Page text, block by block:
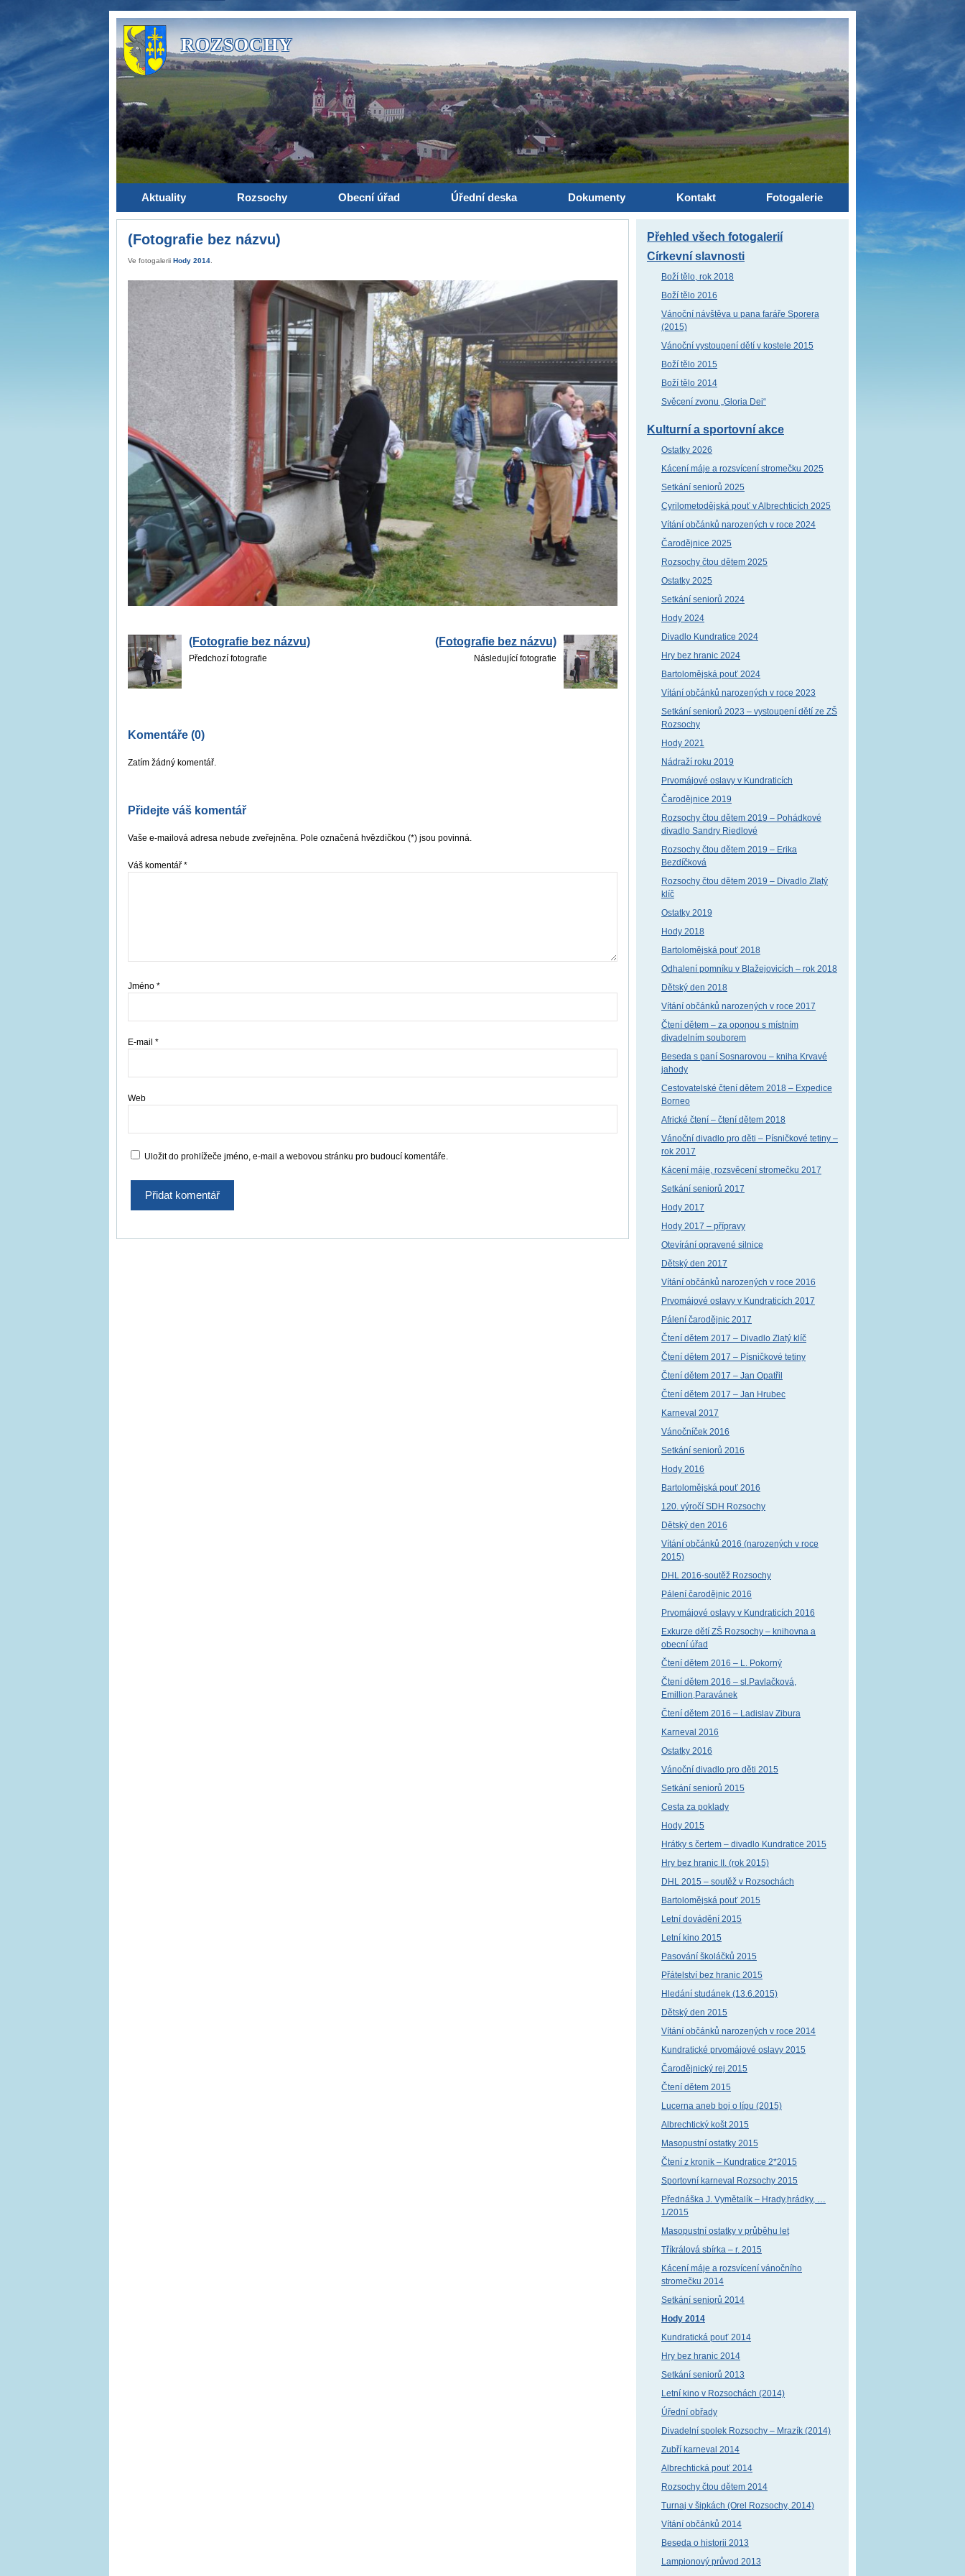
ROZSOCHY
Aktuality Rozsochy Obecní úřad Úřední deska Dokumenty Kontakt Fotogalerie
(Fotografie bez názvu)
Ve fotogalerii Hody 2014
(Fotografie bez názvu)
Předchozí fotografie
(Fotografie bez názvu)
Následující fotografie
Komentáře (0)
Zatím žádný komentář.
Přidejte váš komentář
Vaše e-mailová adresa nebude zveřejněna. Pole označená hvězdičkou (*) jsou povinná.
Váš komentář *
Jméno *
E-mail *
Web
Uložit do prohlížeče jméno, e-mail a webovou stránku pro budoucí komentáře.
Přehled všech fotogalerií
Církevní slavnosti
Boží tělo, rok 2018
Boží tělo 2016
Vánoční návštěva u pana faráře Sporera
(2015)
Vánoční vystoupení dětí v kostele 2015
Boží tělo 2015
Boží tělo 2014
Svěcení zvonu „Gloria Dei“
Kulturní a sportovní akce
Ostatky 2026
Kácení máje a rozsvícení stromečku 2025
Setkání seniorů 2025
Cyrilometodějská pouť v Albrechticích 2025
Vítání občánků narozených v roce 2024
Čarodějnice 2025
Rozsochy čtou dětem 2025
Ostatky 2025
Setkání seniorů 2024
Hody 2024
Divadlo Kundratice 2024
Hry bez hranic 2024
Bartolomějská pouť 2024
Vítání občánků narozených v roce 2023
Setkání seniorů 2023 – vystoupení dětí ze ZŠ
Rozsochy
Hody 2021
Nádraží roku 2019
Prvomájové oslavy v Kundraticích
Čarodějnice 2019
Rozsochy čtou dětem 2019 – Pohádkové
divadlo Sandry Riedlové
Rozsochy čtou dětem 2019 – Erika
Bezdíčková
Rozsochy čtou dětem 2019 – Divadlo Zlatý
klíč
Ostatky 2019
Hody 2018
Bartolomějská pouť 2018
Odhalení pomníku v Blažejovicích – rok 2018
Dětský den 2018
Vítání občánků narozených v roce 2017
Čtení dětem – za oponou s místním
divadelním souborem
Beseda s paní Sosnarovou – kniha Krvavé
jahody
Cestovatelské čtení dětem 2018 – Expedice
Borneo
Africké čtení – čtení dětem 2018
Vánoční divadlo pro děti – Písničkové tetiny –
rok 2017
Kácení máje, rozsvěcení stromečku 2017
Setkání seniorů 2017
Hody 2017
Hody 2017 – přípravy
Otevírání opravené silnice
Dětský den 2017
Vítání občánků narozených v roce 2016
Prvomájové oslavy v Kundraticích 2017
Pálení čarodějnic 2017
Čtení dětem 2017 – Divadlo Zlatý klíč
Čtení dětem 2017 – Písničkové tetiny
Čtení dětem 2017 – Jan Opatřil
Čtení dětem 2017 – Jan Hrubec
Karneval 2017
Vánočníček 2016
Setkání seniorů 2016
Hody 2016
Bartolomějská pouť 2016
120. výročí SDH Rozsochy
Dětský den 2016
Vítání občánků 2016 (narozených v roce
2015)
DHL 2016-soutěž Rozsochy
Pálení čarodějnic 2016
Prvomájové oslavy v Kundraticích 2016
Exkurze dětí ZŠ Rozsochy – knihovna a
obecní úřad
Čtení dětem 2016 – L. Pokorný
Čtení dětem 2016 – sl.Pavlačková,
Emillion,Paravánek
Čtení dětem 2016 – Ladislav Zibura
Karneval 2016
Ostatky 2016
Vánoční divadlo pro děti 2015
Setkání seniorů 2015
Cesta za poklady
Hody 2015
Hrátky s čertem – divadlo Kundratice 2015
Hry bez hranic II. (rok 2015)
DHL 2015 – soutěž v Rozsochách
Bartolomějská pouť 2015
Letní dovádění 2015
Letní kino 2015
Pasování školáčků 2015
Přátelství bez hranic 2015
Hledání studánek (13.6.2015)
Dětský den 2015
Vítání občánků narozených v roce 2014
Kundratické prvomájové oslavy 2015
Čarodějnický rej 2015
Čtení dětem 2015
Lucerna aneb boj o lípu (2015)
Albrechtický košt 2015
Masopustní ostatky 2015
Čtení z kronik – Kundratice 2*2015
Sportovní karneval Rozsochy 2015
Přednáška J. Vymětalík – Hrady,hrádky, …
1/2015
Masopustní ostatky v průběhu let
Tříkrálová sbírka – r. 2015
Kácení máje a rozsvícení vánočního
stromečku 2014
Setkání seniorů 2014
Hody 2014
Kundratická pouť 2014
Hry bez hranic 2014
Setkání seniorů 2013
Letní kino v Rozsochách (2014)
Úřední obřady
Divadelní spolek Rozsochy – Mrazík (2014)
Zubří karneval 2014
Albrechtická pouť 2014
Rozsochy čtou dětem 2014
Turnaj v šipkách (Orel Rozsochy, 2014)
Vítání občánků 2014
Beseda o historii 2013
Lampionový průvod 2013